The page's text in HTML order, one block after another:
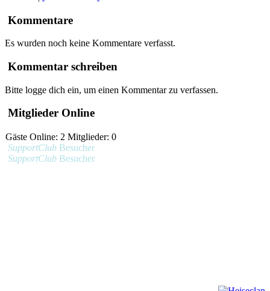
Kommentare
Es wurden noch keine Kommentare verfasst.
Kommentar schreiben
Bitte logge dich ein, um einen Kommentar zu verfassen.
Mitglieder Online
Gäste Online: 2 Mitglieder: 0
SupportClub Besucher
SupportClub Besucher